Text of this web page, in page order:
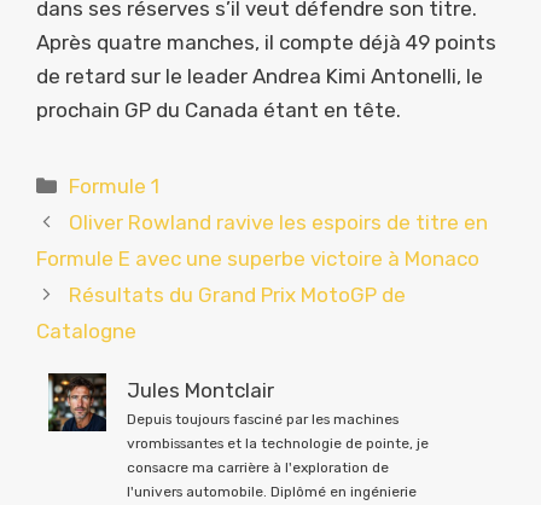
dans ses réserves s’il veut défendre son titre.
Après quatre manches, il compte déjà 49 points
de retard sur le leader Andrea Kimi Antonelli, le
prochain GP du Canada étant en tête.
Catégories
Formule 1
Oliver Rowland ravive les espoirs de titre en
Formule E avec une superbe victoire à Monaco
Résultats du Grand Prix MotoGP de
Catalogne
Jules Montclair
Depuis toujours fasciné par les machines
vrombissantes et la technologie de pointe, je
consacre ma carrière à l'exploration de
l'univers automobile. Diplômé en ingénierie